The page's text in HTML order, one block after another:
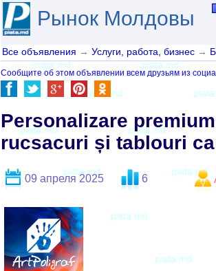
Рынок Молдовы
Все объявления → Услуги, работа, бизнес →
Сообщите об этом объявлении всем друзьям из
Personalizare
rucsacuri și tablouri
09 апреля 2025 6